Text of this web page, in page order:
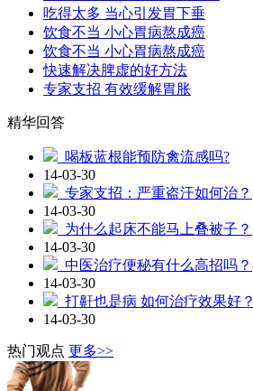
吃得太多 当心引发胃下垂
饮食不当 小心胃病熬成癌
饮食不当 小心胃病熬成癌
快速解决脾虚的好方法
专家支招 有效缓解胃胀
精华回答
喝板蓝根能预防禽流感吗?
14-03-30
专家支招：严重盗汗如何治？
14-03-30
为什么起床不能马上叠被子？
14-03-30
中医治疗便秘有什么高招吗？
14-03-30
打鼾也是病 如何治疗效果好？
14-03-30
热门观点 更多>>